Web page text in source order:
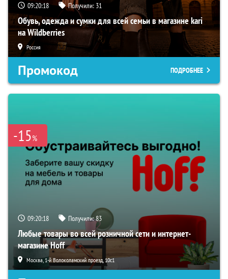
09:20:18 Получили: 31
Обувь, одежда и сумки для всей семьи в магазине kari
на Wildberries
Россия
Промокод ПОДРОБНЕЕ
-15%
09:20:18 Получили:83
Любые товары во всей розничной сети и интернет-
магазине Hoff
Москва, 1-й Волоколамский проезд, 10с1